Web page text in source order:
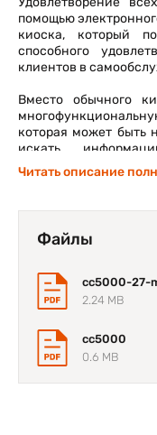
помощью
киоска, который
способного
клиентов в
Вместо обычного
которая может быть
искать
специальные
нужному человеку
CC5000 - это
предоставлять
консьерж-стиля, о
укреплять
удовлетворенность
Интегрированные
Android в
Читать описание
Файлы
cc5000-27-
2.24 MB
cc5000
0.6 MB